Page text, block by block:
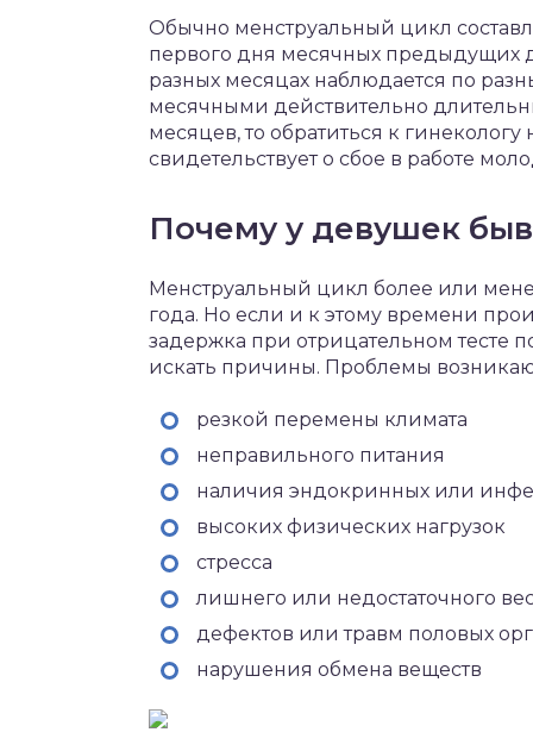
Обычно менструальный цикл
первого дня месячных предыдущих
разных месяцах наблюдается по
месячными действительно
месяцев, то обратиться к
свидетельствует о сбое в работе
Почему у девушек
Менструальный цикл более или
года. Но если и к этому времени
задержка при отрицательном тесте
искать причины. Проблемы
резкой перемены климата
неправильного питания
наличия эндокринных или
высоких физических нагрузок
стресса
лишнего или недостаточного
дефектов или травм половых
нарушения обмена веществ